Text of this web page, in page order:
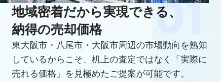
地域密着だから実現できる、
納得の売却価格
東大阪市・八尾市・大阪市周辺の市場動向を熟知
しているからこそ、机上の査定ではなく「実際に
売れる価格」を見極めたご提案が可能です。